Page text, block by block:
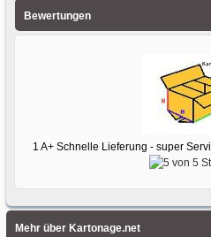
Bewertungen
1 A+ Schnelle Lieferung - super
Mehr über Kartonage.net